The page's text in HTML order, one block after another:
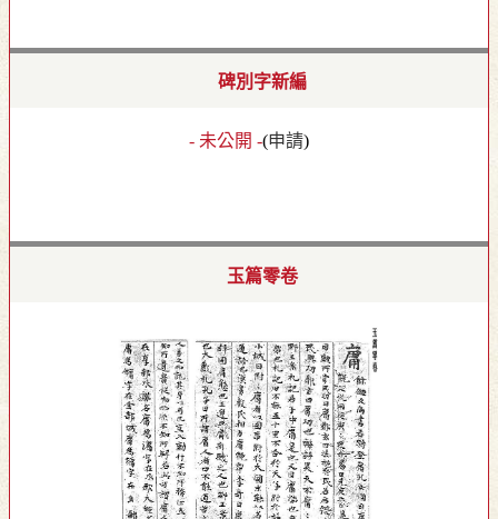
碑別字新編
- 未公開 -(申請)
玉篇零卷